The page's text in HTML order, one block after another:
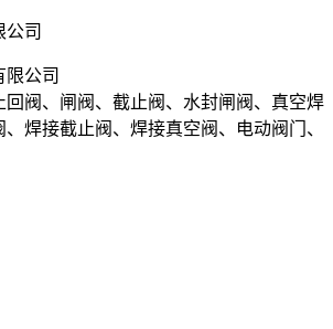
公司
回阀、闸阀、截止阀、水封闸阀、真空焊
焊接截止阀、焊接真空阀、电动阀门、